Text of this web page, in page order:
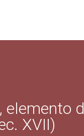
elemento
XVII)